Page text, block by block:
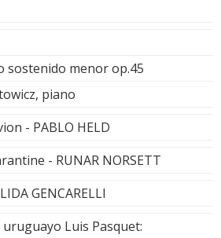
sostenido menor op.45
piano
- PABLO HELD
- RUNAR NORSETT
GENCARELLI
Luis Pasquet: